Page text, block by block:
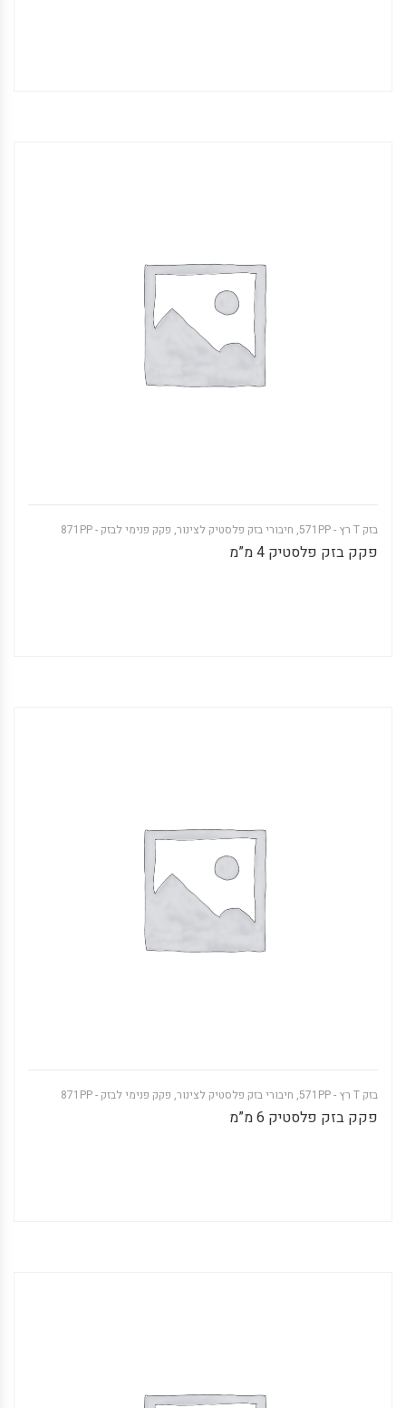
בזק T רץ - 571PP , חיבורי בזק פלסטיק לצינור, פקק פנימי לבזק - 871PP
פקק בזק פלסטיק 4 מ”מ
בזק T רץ - 571PP , חיבורי בזק פלסטיק לצינור, פקק פנימי לבזק - 871PP
פקק בזק פלסטיק 6 מ”מ